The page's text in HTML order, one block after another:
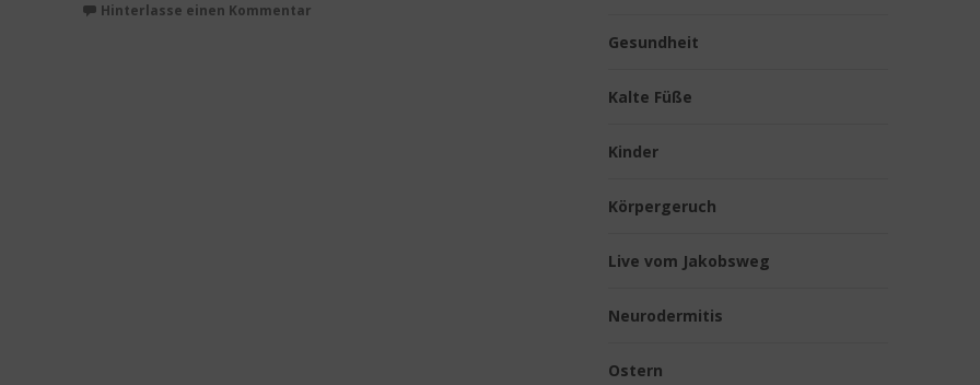
Hinterlasse einen Kommentar
Gesundheit
Kalte Füße
Kinder
Körpergeruch
Live vom Jakobsweg
Neurodermitis
Ostern